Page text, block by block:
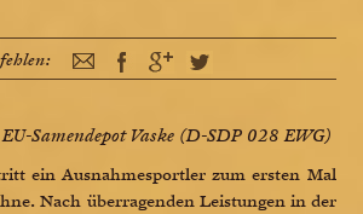
Samendepot Vaske (D-SDP 028 EWG)
ein Ausnahmesportler zum ersten Mal
Nach überragenden Leistungen in der